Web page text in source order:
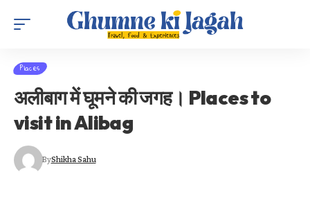
Places
अलीबाग में घूमने की जगह। Places to
visit in Alibag
ByShikha Sahu